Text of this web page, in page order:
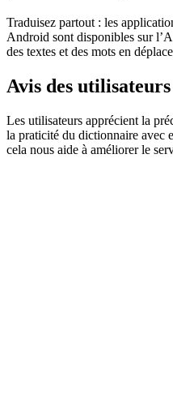
Traduisez partout : les
Android sont disponibles sur
des textes et des mots en
Avis des utilisateurs
Les utilisateurs apprécient la
la praticité du dictionnaire avec
cela nous aide à améliorer le